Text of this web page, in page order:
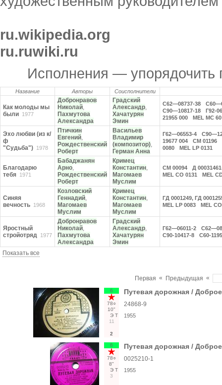
ru.wikipedia.org
ru.ruwiki.ru
Исполнения — упорядочить
Название Авторы Соисполнители
Как молоды мы
были 1977
Добронравов
Николай,
Пахмутова
Александра
Градский
Александр,
Хачатурян
Эмин
С62—08737-38
С90—10817-18
Г92-
21955 000
MEL MC
Эхо любви (из к/
ф
"Судьба") 1978
Птичкин
Евгений,
Рождественский
Роберт
Васильев
Владимир
(композитор),
Герман Анна
Г62—06553-4
19677 004
СМ 01196
0080
MEL LP 0131
Благодарю
тебя 1971
Бабаджанян
Арно,
Рождественский
Роберт
Кримец
Константин,
Магомаев
Муслим
СМ 00094
Д
MEL CO 0131
MEL
Синяя
вечность 1968
Козловский
Геннадий,
Магомаев
Муслим
Кримец
Константин,
Магомаев
Муслим
ГД 0001249, ГД
MEL LP 0083
MEL
Яростный
стройотряд 1977
Добронравов
Николай,
Пахмутова
Александра
Градский
Александр,
Хачатурян
Эмин
Г62—06011-2
С90-10417-8
С60-
Показать все
Первая « Предыдущая «
6
78○
10"
Э Т
11
2
Путевая дорожная /
24868-9
1955
6
78○
8"
Э Т
3
Путевая дорожная /
0025210-1
1955